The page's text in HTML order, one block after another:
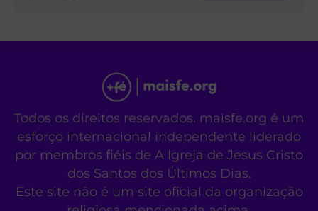
Todos os direitos reservados. maisfe.org é um
esforço internacional independente liderado
por membros fiéis de A Igreja de Jesus Cristo
dos Santos dos Últimos Dias.
Este site não é um site oficial da organização